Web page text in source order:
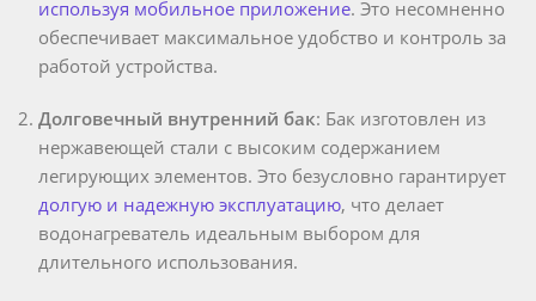
используя мобильное приложение. Это несомненно
обеспечивает максимальное удобство и контроль за
работой устройства.
Долговечный внутренний бак: Бак изготовлен из
нержавеющей стали с высоким содержанием
легирующих элементов. Это безусловно гарантирует
долгую и надежную эксплуатацию, что делает
водонагреватель идеальным выбором для
длительного использования.